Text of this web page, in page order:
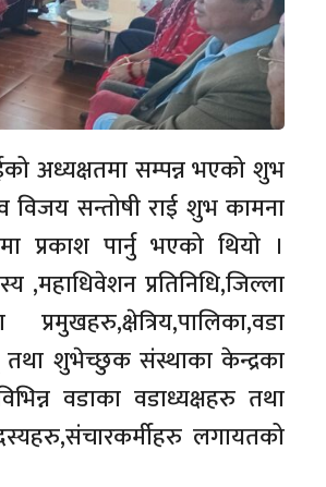
अध्यक्षतमा सम्पन्न भएको शुभ
विजय सन्तोषी राई शुभ कामना
प्रकाश पार्नु भएको थियो ।
,महाधिवेशन प्रतिनिधि,जिल्ला
शुभेच्छुक संस्थाका केन्द्रका
वडाका वडाध्यक्षहरु तथा
लगायतको